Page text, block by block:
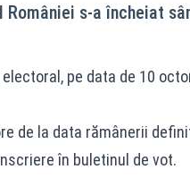
României s-a încheiat
pe data de 10
de la data rămânerii
în buletinul de vot.